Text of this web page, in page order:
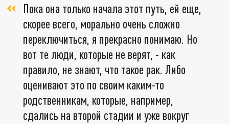
Пока она только начала этот путь, ей еще,
скорее всего, морально очень сложно
переключиться, я прекрасно понимаю. Но
вот те люди, которые не верят, - как
правило, не знают, что такое рак. Либо
оценивают это по своим каким-то
родственникам, которые, например,
сдались на второй стадии и уже вокруг